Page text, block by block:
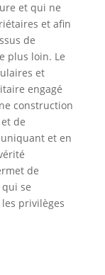
et qui ne
et afin
de
plus loin. Le
et
engagé
construction
de
et en
de
se
privilèges